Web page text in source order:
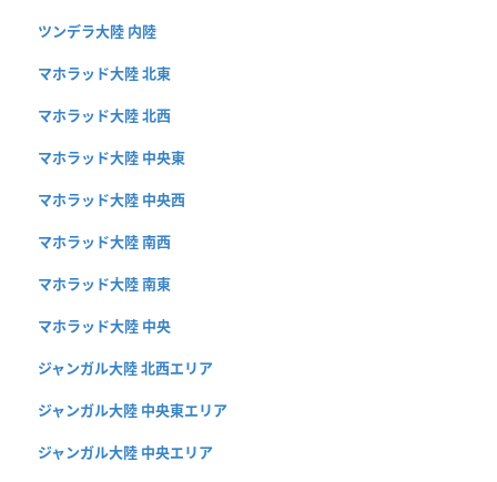
ツンデラ大陸 内陸
マホラッド大陸 北東
マホラッド大陸 北西
マホラッド大陸 中央東
マホラッド大陸 中央西
マホラッド大陸 南西
マホラッド大陸 南東
マホラッド大陸 中央
ジャンガル大陸 北西エリア
ジャンガル大陸 中央東エリア
ジャンガル大陸 中央エリア